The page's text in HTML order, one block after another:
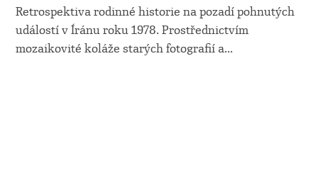
Retrospektiva rodinné historie na pozadí pohnutých
událostí v Íránu roku 1978. Prostřednictvím
mozaikovité koláže starých fotografií a...